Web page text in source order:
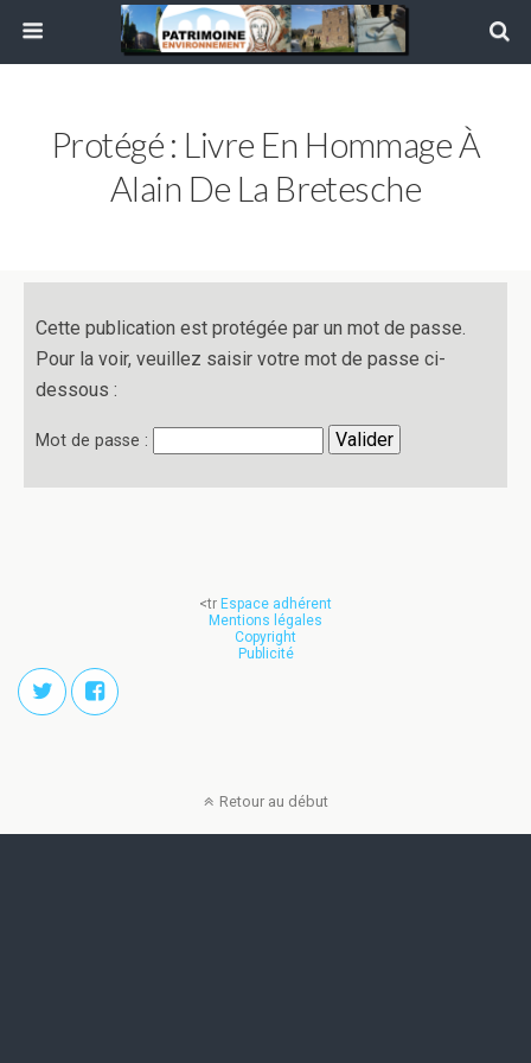
Protégé : Livre En Hommage À
Alain De La Bretesche
Cette publication est protégée par un mot de passe.
Pour la voir, veuillez saisir votre mot de passe ci-
dessous :
Mot de passe :
<tr Espace adhérent
Mentions légales
Copyright
Publicité
Retour au début